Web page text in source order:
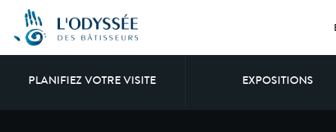
PLANIFIEZ VOTRE VISITE EXPOSITIONS